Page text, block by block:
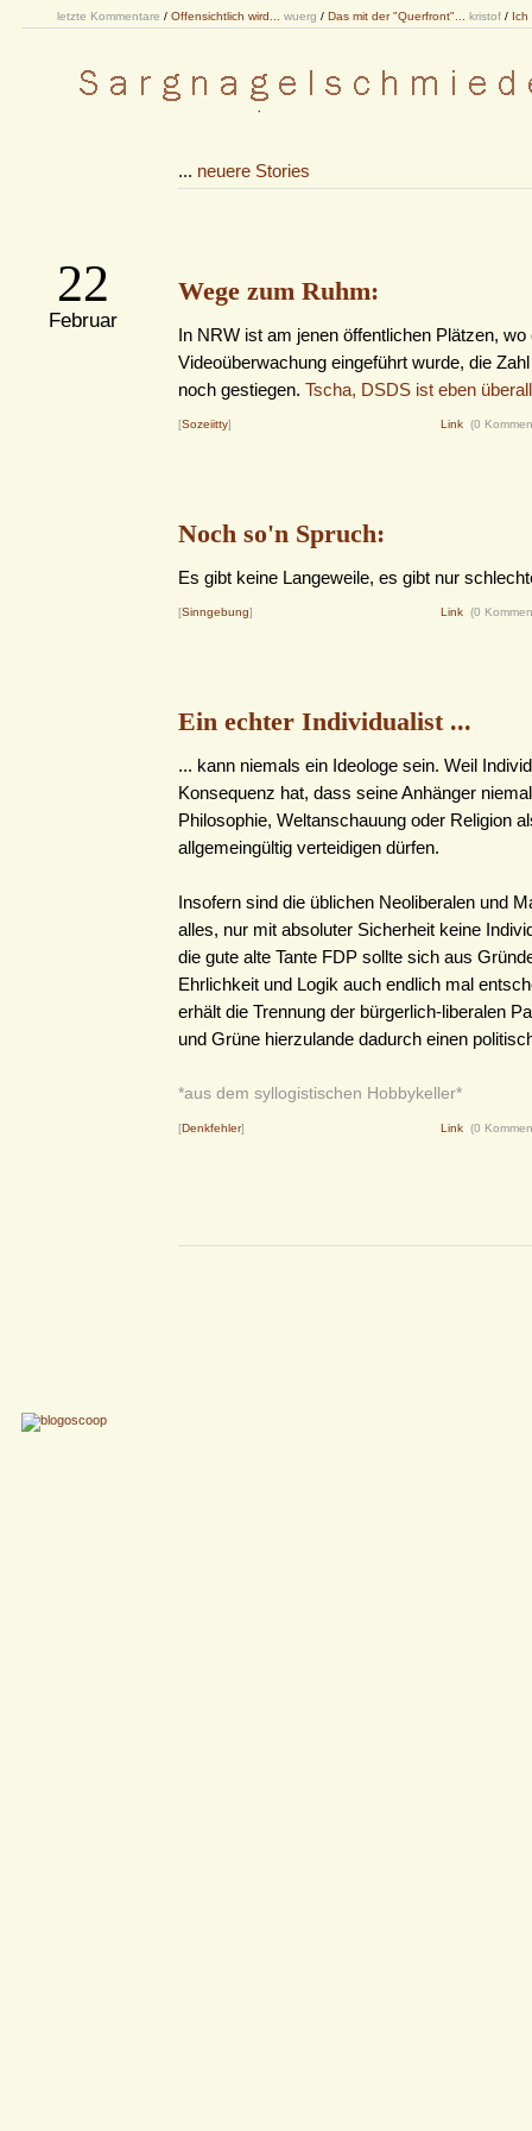
letzte Kommentare / Offensichtlich wird... wuerg / Das mit der "Querfront"... kristof / Ich
... neuere Stories
22
Februar
Wege zum Ruhm:
In NRW ist am jenen öffentlichen Plätzen, wo
Videoüberwachung eingeführt wurde, die
noch gestiegen. Tscha, DSDS ist eben
[Sozeiitty] Link (0
Noch so'n Spruch:
Es gibt keine Langeweile, es gibt nur
[Sinngebung] Link (0
Ein echter Individualist ...
... kann niemals ein Ideologe sein. Weil
Konsequenz hat, dass seine Anhänger
Philosophie, Weltanschauung oder Religion
allgemeingültig verteidigen dürfen.
Insofern sind die üblichen Neoliberalen und
alles, nur mit absoluter Sicherheit keine
die gute alte Tante FDP sollte sich aus
Ehrlichkeit und Logik auch endlich mal
erhält die Trennung der bürgerlich-liberalen
und Grüne hierzulande dadurch einen
*aus dem syllogistischen Hobbykeller*
[Denkfehler] Link (0